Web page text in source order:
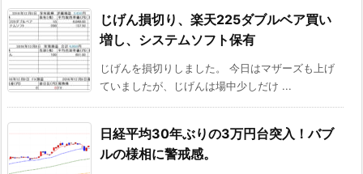
じげん損切り、楽天225ダブルベア買い
増し、システムソフト保有
じげんを損切りしました。 今日はマザーズも上げ
ていましたが、じげんは場中少しだけ ...
日経平均30年ぶりの3万円台突入！バブ
ルの様相に警戒感。